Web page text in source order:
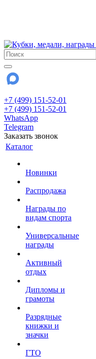
+7 (499) 151-52-01
+7 (499) 151-52-01
WhatsApp
Telegram
Заказать звонок
Каталог
Новинки
Распродажа
Награды по
видам спорта
Универсальные
награды
Активный
отдых
Дипломы и
грамоты
Разрядные
книжки и
значки
ГТО